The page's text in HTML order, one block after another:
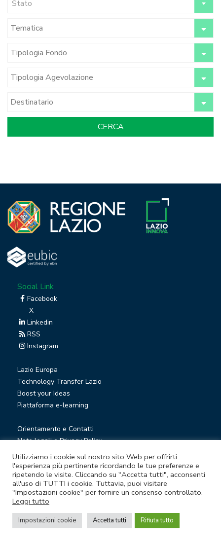
Stato
Social Link
Facebook
X
Linkedin
RSS
Instagram
Lazio Europa
Technology Transfer Lazio
Boost your Ideas
Piattaforma e-learning
Orientamento e Contatti
Note legali e Privacy Policy
Privacy Newsletter
Società trasparente
Whistleblowing
© Lazio Innova S.p.A. società soggetta a direzione e
coordinamento della Regione Lazio
Sede legale Via Marco Aurelio 26 A - 00184 Roma
Utilizziamo i cookie sul nostro sito Web per offrirti
l'esperienza più pertinente ricordando le tue preferenze e
ripetendo le visite. Cliccando su "Accetta tutti", acconsenti
all'uso di TUTTI i cookie. Tuttavia, puoi visitare
"Impostazioni cookie" per fornire un consenso controllato.
Leggi tutto
Impostazioni cookie Accetta tutti Rifiuta tutto